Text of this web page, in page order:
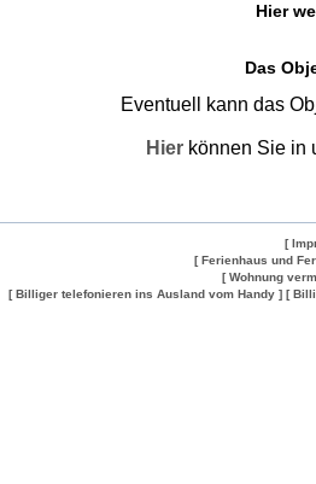
Hier
Das
Eventuell kann das
Hier können Sie in
[
[ Ferienhaus und
[ Wohnung
[ Billiger telefonieren ins Ausland vom Handy ] [